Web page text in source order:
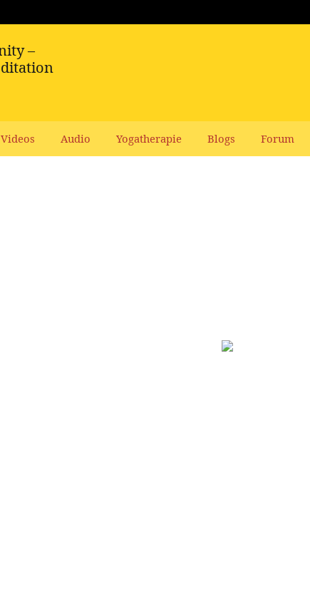
Videos Audio Yogatherapie Blogs Forum